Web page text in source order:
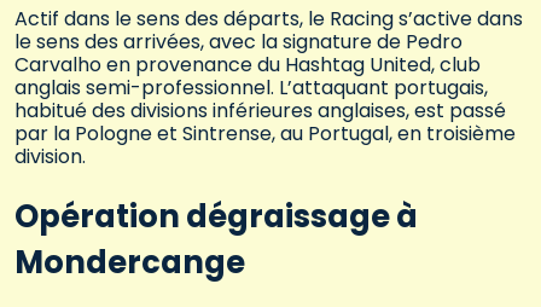
Actif dans le sens des départs, le Racing s’active dans
le sens des arrivées, avec la signature de Pedro
Carvalho en provenance du Hashtag United, club
anglais semi-professionnel. L’attaquant portugais,
habitué des divisions inférieures anglaises, est passé
par la Pologne et Sintrense, au Portugal, en troisième
division.
Opération dégraissage à
Mondercange